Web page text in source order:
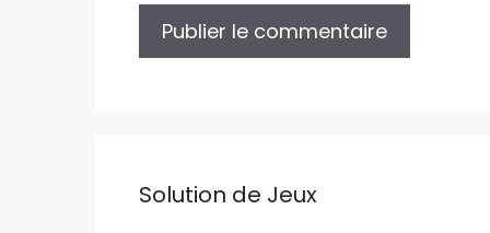
Solution de Jeux